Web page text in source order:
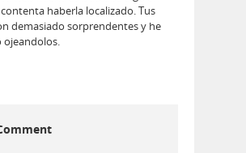
haberla localizado. Tus
demasiado sorprendentes y he